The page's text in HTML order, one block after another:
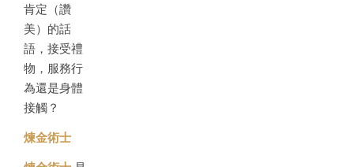
肯定（讚
美）的話
語，接受禮
物，服務行
為還是身體
接觸？
煉金術士